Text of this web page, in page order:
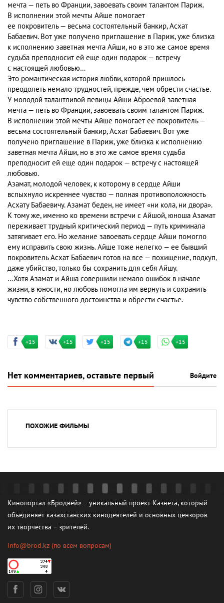
мечта — петь во Франции, завоевать своим талантом Париж.
В исполнении этой мечты Айше помогает
ее покровитель — весьма состоятельный банкир, Асхат
Бабаевич. Вот уже получено приглашение в Париж, уже близка
к исполнению заветная мечта Айши, но в это же самое время
судьба преподносит ей еще один подарок — встречу
с настоящей любовью…
Это романтическая история любви, которой пришлось
преодолеть немало трудностей, прежде, чем обрести счастье.
У молодой талантливой певицы Айши Аброевой заветная
мечта — петь во Франции, завоевать своим талантом Париж.
В исполнении этой мечты Айше помогает ее покровитель —
весьма состоятельный банкир, Асхат Бабаевич. Вот уже
получено приглашение в Париж, уже близка к исполнению
заветная мечта Айши, но в это же самое время судьба
преподносит ей еще один подарок — встречу с настоящей
любовью.
Азамат, молодой человек, к которому в сердце Айши
вспыхнуло искреннее чувство — полная противоположность
Асхату Бабаевичу. Азамат беден, не имеет «ни кола, ни двора».
К тому же, именно ко времени встречи с Айшой, юноша Азамат
переживает трудный критический период — путь криминала
затягивает его. Но желание завоевать сердце Айши помогло
ему исправить свою жизнь. Айше тоже нелегко — ее бывший
покровитель Асхат Бабаевич готов на все — похищение, подкуп,
даже убийство, только бы сохранить для себя Айшу.
…Хотя Азамат и Айша совершили немало ошибок в начале
жизни, в юности, но любовь помогла им вернуть и сохранить
чувство собственного достоинства и обрести счастье.
+15 +15 +15 +15 +15
Нет комментариев, оставьте первый Войдите
ПОХОЖИЕ ФИЛЬМЫ
Кинопортал «Бродвей» – уникальный проект Казнета, который
объединяет казахстанских кинодеятелей и основных цензоров
их творчества – зрителей.
info@brod.kz (по всем вопросам)